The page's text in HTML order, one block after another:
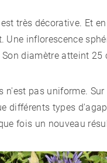
très décorative. Et
Une inflorescence
diamètre atteint 25
n'est pas uniforme.
différents types
fois un nouveau